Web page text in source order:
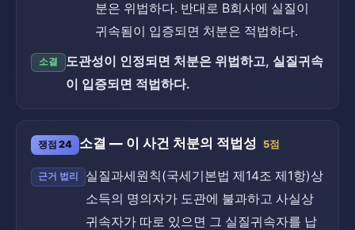
분은 위법하다. 반대로 B회사에 실질이
귀속됨이 입증되면 처분은 적법하다.
소결
도관성이 인정되면 처분은 위법하고, 실질귀속
이 입증되면 적법하다.
쟁점 24 소결 — 이 사건 처분의 적법성 5점
근거 법리
실질과세원칙(국세기본법 제14조 제1항)상
소득의 명의자가 도관에 불과하고 사실상
귀속자가 따로 있으면 그 실질귀속자를 납